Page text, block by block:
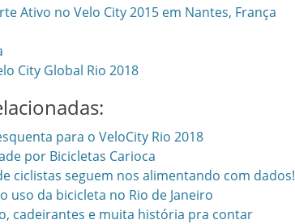
Ativo no Velo City 2015 em Nantes, França
City Global Rio 2018
para o VeloCity Rio 2018
por Bicicletas Carioca
ciclistas seguem nos alimentando com dados!
uso da bicicleta no Rio de Janeiro
cadeirantes e muita história pra contar